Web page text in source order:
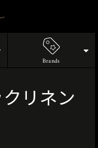
Brands
クリネン